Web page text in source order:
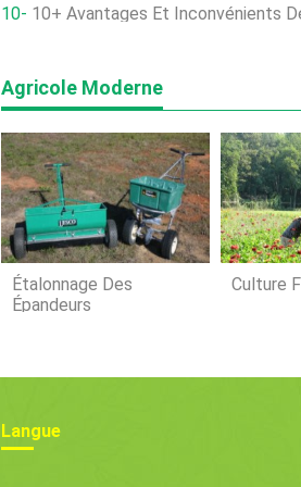
10+ Avantages Et Inconvénients
Agricole Moderne
Étalonnage Des
Épandeurs
Culture
Langue